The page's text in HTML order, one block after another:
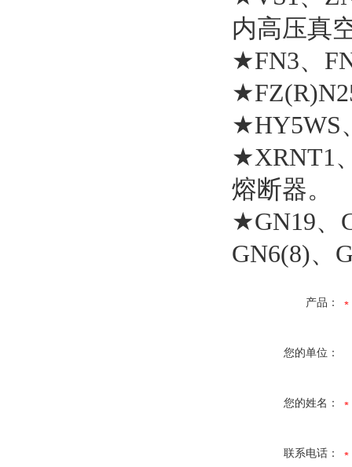
内高压真
★FN3、
★HY5WS
★XRNT1
熔断器。
★GN19、
GN6(8)、
产品：
您的单位：
您的姓名：
联系电话：